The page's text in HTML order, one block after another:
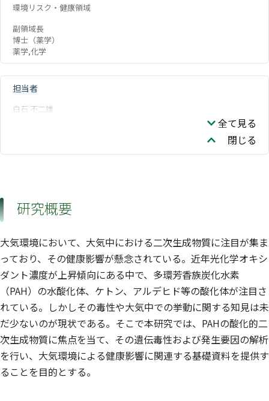
環境リスク・健康領域
副領域長
博士（薬学）
薬学,化学
担当者
白石 不二雄
全て見る
閉じる
研究概要
大気環境において、大気中における二次生成物質に注目が集ま
っており、その健康影響が懸念されている。近年光化学オキシ
ダント濃度が上昇傾向にある中で、多環芳香族炭化水素
（PAH）の水酸化体、ケトン、アルデヒド等の酸化体が注目さ
れている。しかしその毒性や大気中での挙動に関する知見は未
だ少ないのが現状である。そこで本研究では、PAHの酸化的二
次生成物質に焦点を当て、その遺伝毒性および発生要因の解析
を行い、大気環境による健康影響に関連する基礎資料を提供す
ることを目的とする。